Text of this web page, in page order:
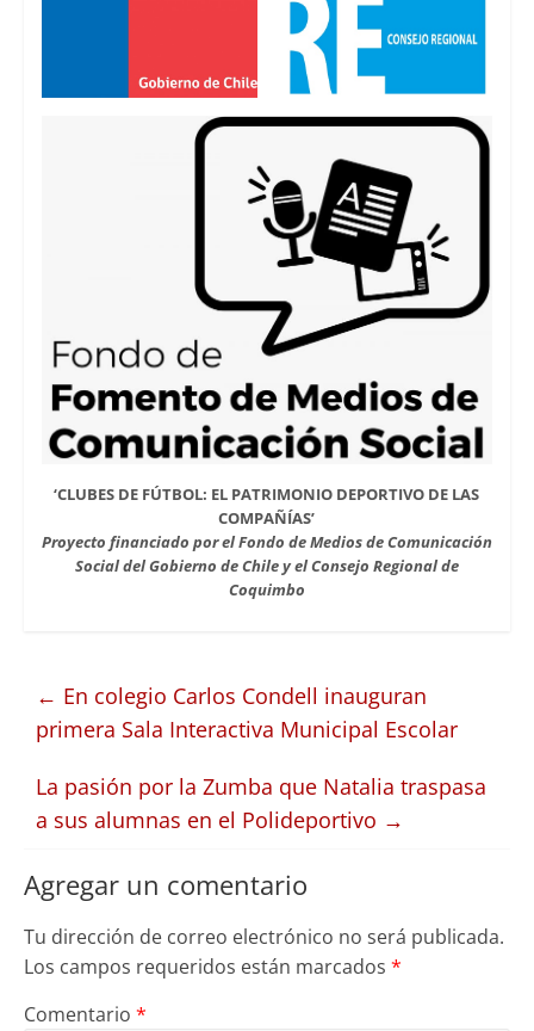
‘CLUBES DE FÚTBOL: EL PATRIMONIO DEPORTIVO DE LAS
COMPAÑÍAS’
Proyecto financiado por el Fondo de Medios de Comunicación
Social del Gobierno de Chile y el Consejo Regional de
Coquimbo
← En colegio Carlos Condell inauguran
primera Sala Interactiva Municipal Escolar
La pasión por la Zumba que Natalia traspasa
a sus alumnas en el Polideportivo →
Agregar un comentario
Tu dirección de correo electrónico no será publicada.
Los campos requeridos están marcados *
Comentario *